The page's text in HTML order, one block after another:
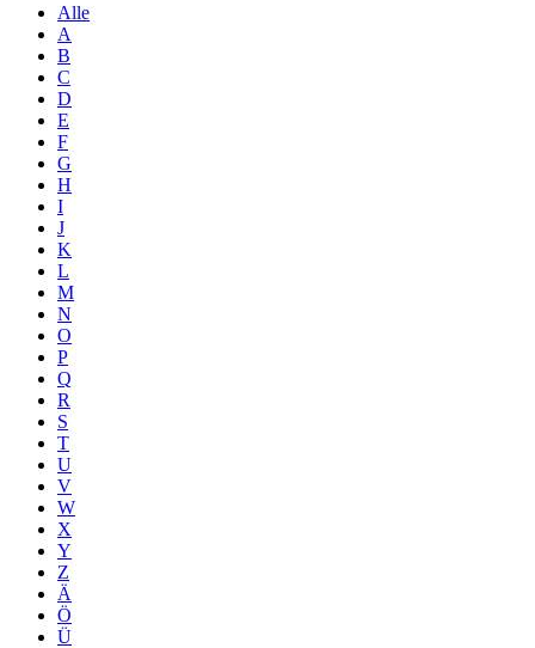
Alle
A
B
C
D
E
F
G
H
I
J
K
L
M
N
O
P
Q
R
S
T
U
V
W
X
Y
Z
Ä
Ö
Ü